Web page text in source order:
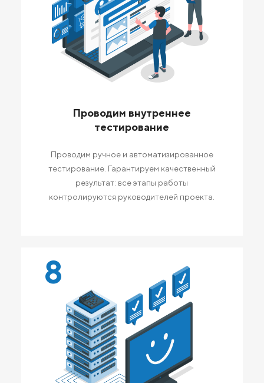
Проводим внутреннее
тестирование
Проводим ручное и автоматизированное
тестирование. Гарантируем качественный
результат: все этапы работы
контролируются руководителей проекта.
8